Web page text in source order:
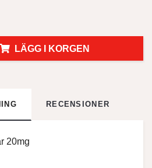
LÄGG I KORGEN
RECENSIONER
20mg